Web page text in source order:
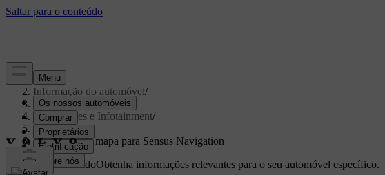
Apoio
Informação do automóvel/
Software do automóvel /
Mostradores e Infotainment/
Sensus/
Download de mapa para Sensus Navigation
Apoio personalizadoObtenha informações relevantes para o seu automóvel específico.